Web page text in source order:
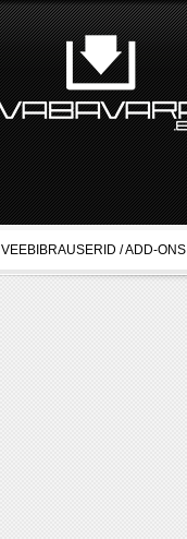
VEEBIBRAUSERID / ADD-ONS